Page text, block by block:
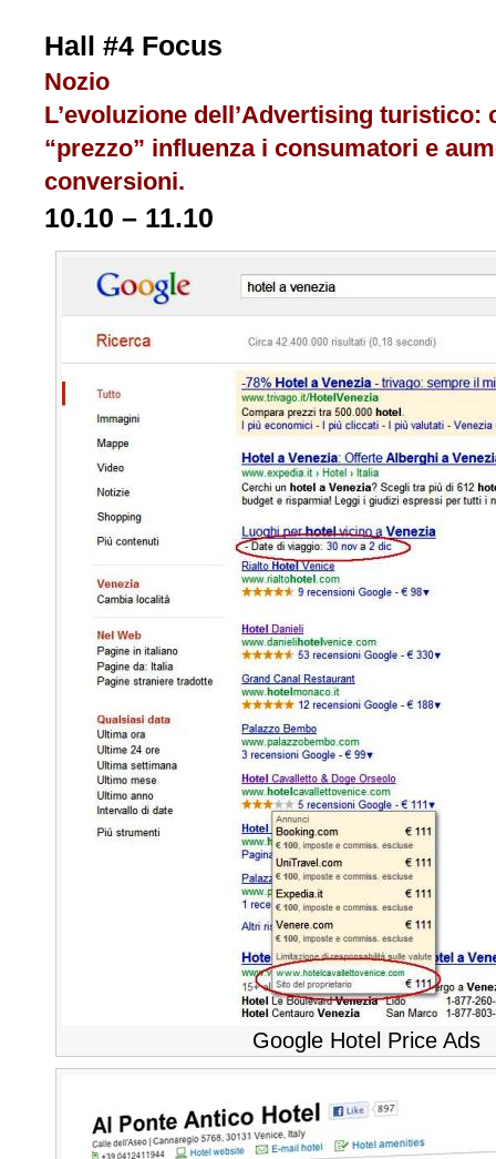
Hall #4 Focus
Nozio
L’evoluzione dell’Advertising turistico:
“prezzo” influenza i consumatori e
conversioni.
10.10 – 11.10
Google Hotel Price Ads